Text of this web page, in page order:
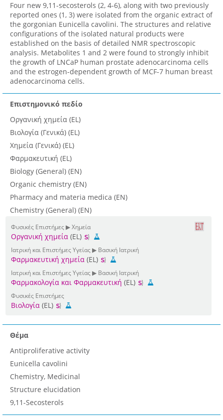
Four new 9,11-secosterols (2, 4-6), along with two previously
reported ones (1, 3) were isolated from the organic extract of
the gorgonian Eunicella cavolini. The structures and relative
configurations of the isolated natural products were
established on the basis of detailed NMR spectroscopic
analysis. Metabolites 1 and 2 were found to strongly inhibit
the growth of LNCaP human prostate adenocarcinoma cells
and the estrogen-dependent growth of MCF-7 human breast
adenocarcinoma cells.
Επιστημονικό πεδίο
Οργανική χημεία (EL)
Βιολογία (Γενικά) (EL)
Χημεία (Γενικά) (EL)
Φαρμακευτική (EL)
Biology (General) (EN)
Organic chemistry (EN)
Pharmacy and materia medica (EN)
Chemistry (General) (EN)
Φυσικές Επιστήμες ▶ Χημεία
Οργανική χημεία (EL)
Ιατρική και Επιστήμες Υγείας ▶ Βασική Ιατρική
Φαρμακευτική χημεία (EL)
Ιατρική και Επιστήμες Υγείας ▶ Βασική Ιατρική
Φαρμακολογία και Φαρμακευτική (EL)
Φυσικές Επιστήμες
Βιολογία (EL)
Θέμα
Antiproliferative activity
Eunicella cavolini
Chemistry, Medicinal
Structure elucidation
9,11-Secosterols